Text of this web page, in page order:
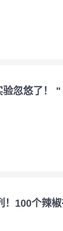
验忽悠了！ "
100个辣椒